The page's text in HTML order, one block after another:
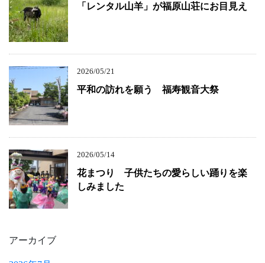
「レンタル山羊」が福原山荘にお目見え
2026/05/21
平和の訪れを願う 福寿観音大祭
2026/05/14
花まつり 子供たちの愛らしい踊りを楽
しみました
アーカイブ